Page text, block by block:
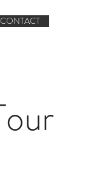
CONTACT